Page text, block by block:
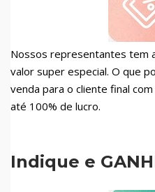
Nossos representantes tem
valor super especial. O que
venda para o cliente final
até 100% de lucro.
Indique e